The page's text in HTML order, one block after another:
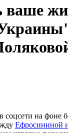
ваше
соцсети на фоне
Ефросининой